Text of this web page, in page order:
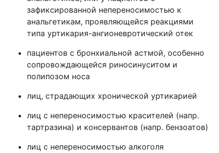
зафиксированной непереносимостью к
анальгетикам, проявляющейся реакциями
типа уртикария-ангионевротический отек
пациентов с бронхиальной астмой, особенно
сопровождающейся риносинуситом и
полипозом носа
лиц, страдающих хронической уртикарией
лиц с непереносимостью красителей (напр.
тартразина) и консервантов (напр. бензоатов)
лиц с непереносимостью алкоголя